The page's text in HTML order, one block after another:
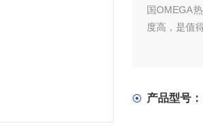
国OMEGA
度高，是值
产品型号：